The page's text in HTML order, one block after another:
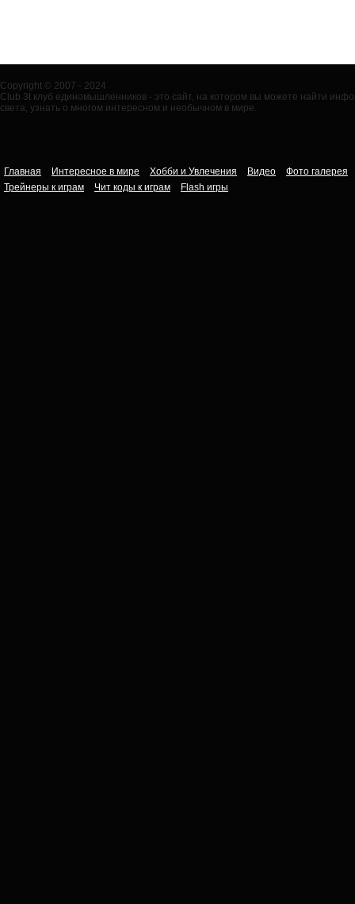
Copyright © 2007 - 2024
Club 3t клуб единомышленников - это сайт, на котором вы можете найти
света, узнать о многом интересном и необычном в мире.
Главная Интересное в мире Хобби и Увлечения Видео
Фото галерея
Трейнеры к играм
Чит коды к играм Flash игры